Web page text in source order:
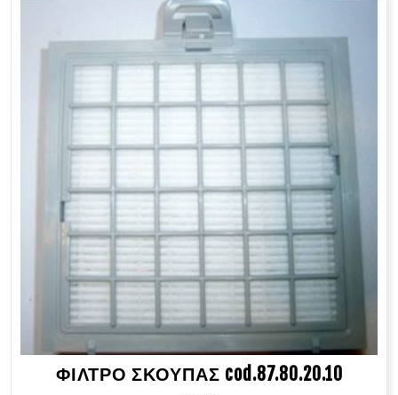
ΦΙΛΤΡΟ ΣΚΟΥΠΑΣ cod.87.80.20.10